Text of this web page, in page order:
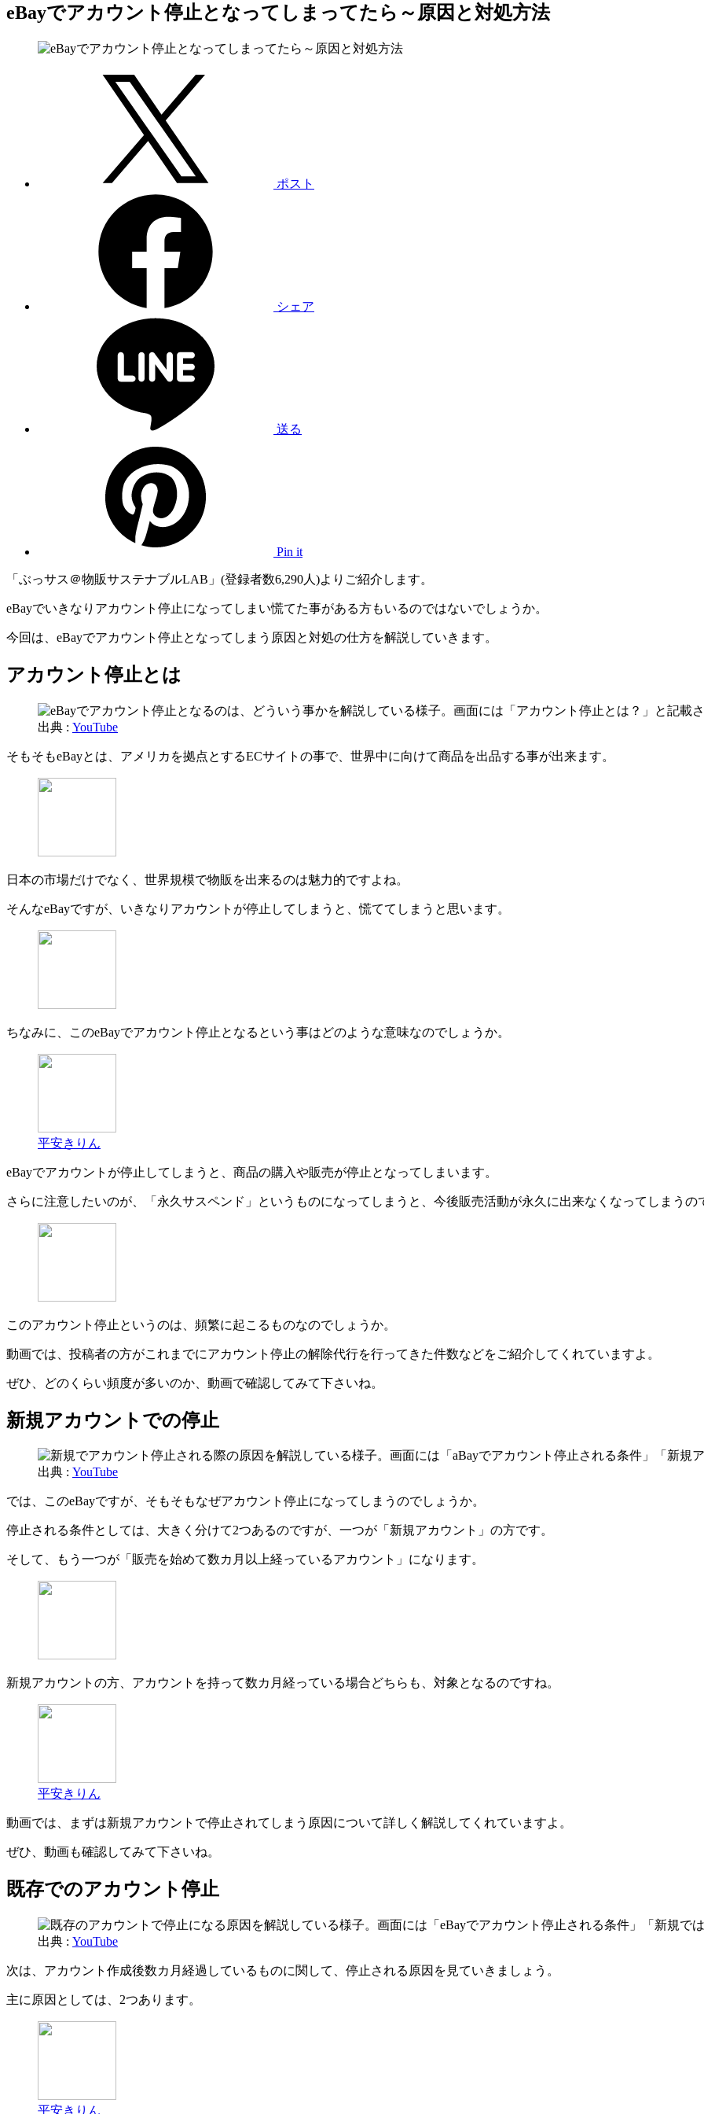
eBayでアカウント停止となってしまってたら～原因と対処方法
ポスト
シェア
送る
Pin it
「ぶっサス＠物販サステナブルLAB」(登録者数6,290人)よりご紹介します。
eBayでいきなりアカウント停止になってしまい慌てた事がある方もいるのではないでしょうか。
今回は、eBayでアカウント停止となってしまう原因と対処の仕方を解説していきます。
アカウント停止とは
出典 : YouTube
そもそもeBayとは、アメリカを拠点とするECサイトの事で、世界中に向けて商品を出品する事が出来ます。
日本の市場だけでなく、世界規模で物販を出来るのは魅力的ですよね。
そんなeBayですが、いきなりアカウントが停止してしまうと、慌ててしまうと思います。
ちなみに、このeBayでアカウント停止となるという事はどのような意味なのでしょうか。
平安きりん
eBayでアカウントが停止してしまうと、商品の購入や販売が停止となってしまいます。
さらに注意したいのが、「永久サスペンド」というものになってしまうと、今後販売活動が永久に出来なくなってしまうの
このアカウント停止というのは、頻繁に起こるものなのでしょうか。
動画では、投稿者の方がこれまでにアカウント停止の解除代行を行ってきた件数などをご紹介してくれていますよ。
ぜひ、どのくらい頻度が多いのか、動画で確認してみて下さいね。
新規アカウントでの停止
出典 : YouTube
では、このeBayですが、そもそもなぜアカウント停止になってしまうのでしょうか。
停止される条件としては、大きく分けて2つあるのですが、一つが「新規アカウント」の方です。
そして、もう一つが「販売を始めて数カ月以上経っているアカウント」になります。
新規アカウントの方、アカウントを持って数カ月経っている場合どちらも、対象となるのですね。
平安きりん
動画では、まずは新規アカウントで停止されてしまう原因について詳しく解説してくれていますよ。
ぜひ、動画も確認してみて下さいね。
既存でのアカウント停止
出典 : YouTube
次は、アカウント作成後数カ月経過しているものに関して、停止される原因を見ていきましょう。
主に原因としては、2つあります。
平安きりん